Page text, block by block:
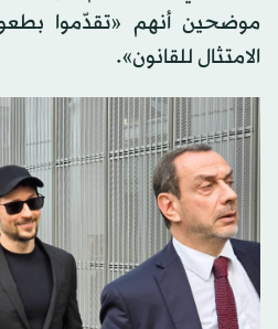
موضحين أنهم «تقدّموا
الامتثال للقانون».